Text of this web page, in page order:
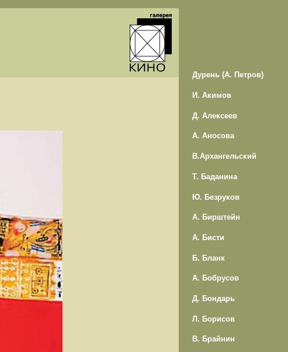
Дурень (А. Петров)
И. Акимов
Д. Алексеев
А. Аносова
В.Архангельский
Т. Баданина
Ю. Безруков
А. Бирштейн
А. Бисти
Б. Бланк
А. Бобрусов
Д. Бондарь
Л. Борисов
В. Брайнин